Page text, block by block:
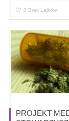
0 Brak Lajków
PROJEKT